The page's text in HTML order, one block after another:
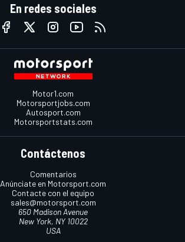
En redes sociales
Motor1.com
Motorsportjobs.com
Autosport.com
Motorsportstats.com
Contáctenos
Comentarios
Anúnciate en Motorsport.com
Contacte con el equipo
sales@motorsport.com
650 Madison Avenue
New York, NY 10022
USA